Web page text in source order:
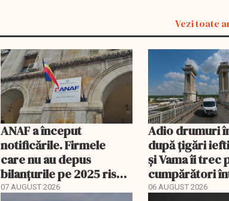
Vezi toate
ANAF a început
notificările. Firmele
care nu au depus
bilanțurile pe 2025 riscă
să ajungă inactive fiscal
07 AUGUST 2026
Adio drumuri
după țigări
și Vama îi trec
cumpărători
registru
06 AUGUST 2026